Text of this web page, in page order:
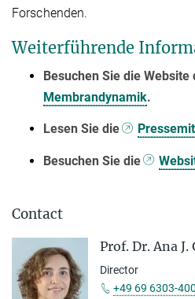
Forschenden.
Weiterführende
Besuchen Sie die
Membrandynamik.
Lesen Sie die
Besuchen Sie die
Contact
Prof. Dr. Ana J.
Director
+49 69 6303-